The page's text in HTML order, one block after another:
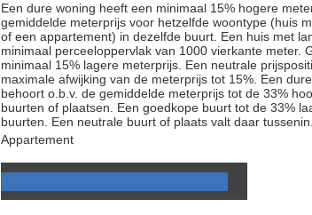
Een dure woning heeft een minimaal 15% hogere
gemiddelde meterprijs voor hetzelfde woontype (huis
of een appartement) in dezelfde buurt. Een huis met
minimaal perceeloppervlak van 1000 vierkante meter.
minimaal 15% lagere meterprijs. Een neutrale
maximale afwijking van de meterprijs tot 15%. Een
behoort o.b.v. de gemiddelde meterprijs tot de 33%
buurten of plaatsen. Een goedkope buurt tot de 33%
buurten. Een neutrale buurt of plaats valt daar tussenin.
Appartement